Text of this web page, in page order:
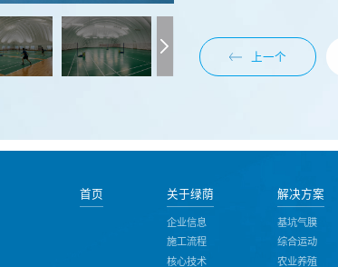
上一个
首页 关于绿荫
企业信息
施工流程
核心技术
解决方案
基坑气膜
综合运动
农业养殖